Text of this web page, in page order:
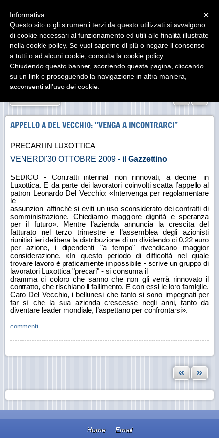
APPELLO A DEL VECCHIO: "VENGA A INCONTRARCI”
PRECARI IN LUXOTTICA
VENERDI'30 OTTOBRE 2009 - il Gazzettino
SEDICO - Contratti interinali non rinnovati, a decine, in
Luxottica. E da parte dei lavoratori coinvolti scatta l’appello al
patron Leonardo Del Vecchio: «Intervenga per regolamentare
le
assunzioni affinché si eviti un uso sconsiderato dei contratti di
somministrazione. Chiediamo maggiore dignità e speranza
per il futuro». Mentre l’azienda annuncia la
crescita del
fatturato nel terzo trimestre e l’assemblea degli azionisti
riunitisi ieri delibera la distribuzione di un dividendo di 0,22 euro
per azione, i dipendenti "a tempo" rivendicano
maggior
considerazione. «In questo periodo di difficoltà nel quale
trovare lavoro è praticamente impossibile - scrive un gruppo di
lavoratori Luxottica "precari" - si consuma il
dramma di coloro che sanno che non gli verrà rinnovato il
contratto, che rischiano il fallimento. E con essi le loro famiglie.
Caro Del Vecchio, i bellunesi che tanto si sono impegnati per
far sì che la sua azienda crescesse negli anni, tanto da
diventare leader mondiale, l’aspettano per confrontarsi».
commenti
« »
Home Email
×
Informativa
Questo sito o gli strumenti terzi da questo utilizzati si avvalgono
di cookie necessari al funzionamento ed utili alle finalità illustrate
nella cookie policy. Se vuoi saperne di più o negare il consenso
a tutti o ad alcuni cookie, consulta la cookie policy.
Chiudendo questo banner, scorrendo questa pagina, cliccando
su un link o proseguendo la navigazione in altra maniera,
acconsenti all’uso dei cookie.